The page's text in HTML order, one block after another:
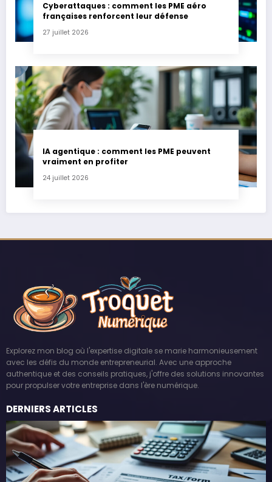
Cyberattaques : comment les PME aéro
françaises renforcent leur défense
27 juillet 2026
IA agentique : comment les PME peuvent
vraiment en profiter
24 juillet 2026
Explorez mon blog où l'expertise digitale se marie harmonieusement
avec les défis du monde entrepreneurial. Avec une approche
authentique et des conseils pratiques, j'offre des solutions innovantes
pour propulser votre entreprise dans l'ère numérique.
DERNIERS ARTICLES